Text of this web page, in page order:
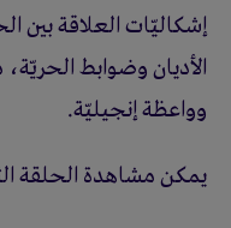
إشكاليّات العلاقة بين
الأديان وضوابط
وواعظة إنجيليّة.
يمكن مشاهدة الحلقة